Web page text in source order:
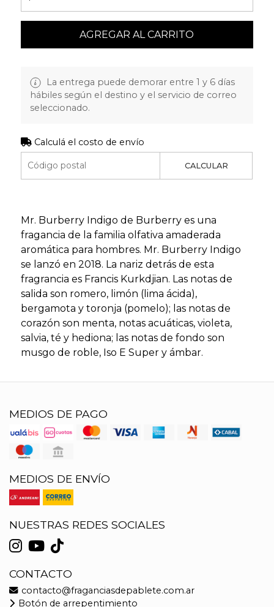
AGREGAR AL CARRITO
La entrega puede demorar entre 1 y 6 días
hábiles según el destino y el servicio de correo
seleccionado.
Calculá el costo de envío
CALCULAR
Mr. Burberry Indigo de Burberry es una
fragancia de la familia olfativa amaderada
aromática para hombres. Mr. Burberry Indigo
se lanzó en 2018. La nariz detrás de esta
fragrancia es Francis Kurkdjian. Las notas de
salida son romero, limón (lima ácida),
bergamota y toronja (pomelo); las notas de
corazón son menta, notas acuáticas, violeta,
salvia, té y hediona; las notas de fondo son
musgo de roble, Iso E Super y ámbar.
MEDIOS DE PAGO
MEDIOS DE ENVÍO
NUESTRAS REDES SOCIALES
CONTACTO
contacto@fraganciasdepablete.com.ar
Botón de arrepentimiento